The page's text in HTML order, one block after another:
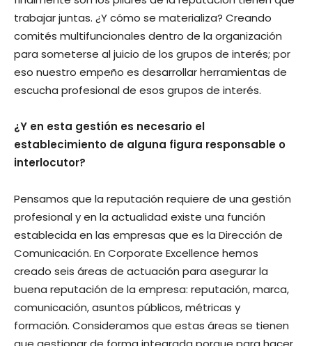
trabajar juntas. ¿Y cómo se materializa? Creando
comités multifuncionales dentro de la organización
para someterse al juicio de los grupos de interés; por
eso nuestro empeño es desarrollar herramientas de
escucha profesional de esos grupos de interés.
¿Y en esta gestión es necesario el
establecimiento de alguna figura responsable o
interlocutor?
Pensamos que la reputación requiere de una gestión
profesional y en la actualidad existe una función
establecida en las empresas que es la Dirección de
Comunicación. En Corporate Excellence hemos
creado seis áreas de actuación para asegurar la
buena reputación de la empresa: reputación, marca,
comunicación, asuntos públicos, métricas y
formación. Consideramos que estas áreas se tienen